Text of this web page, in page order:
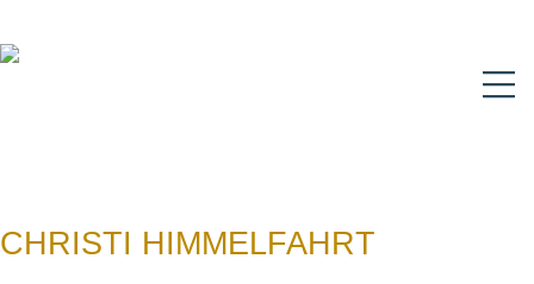
CHRISTI HIMMELFAHRT